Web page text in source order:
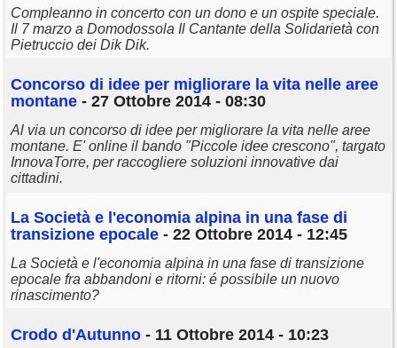
Compleanno in concerto con un dono e un ospite speciale.
Il 7 marzo a Domodossola Il Cantante della Solidarietà con
Pietruccio dei Dik Dik.
Concorso di idee per migliorare la vita nelle aree
montane - 27 Ottobre 2014 - 08:30
Al via un concorso di idee per migliorare la vita nelle aree
montane. E' online il bando "Piccole idee crescono", targato
InnovaTorre, per raccogliere soluzioni innovative dai
cittadini.
La Società e l'economia alpina in una fase di
transizione epocale - 22 Ottobre 2014 - 12:45
La Società e l'economia alpina in una fase di transizione
epocale fra abbandoni e ritorni: é possibile un nuovo
rinascimento?
Crodo d'Autunno - 11 Ottobre 2014 - 10:23